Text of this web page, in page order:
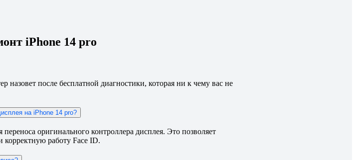
iPhone 14 pro
назовет после бесплатной диагностики, которая ни к чему вас не
на iPhone 14 pro?
оригинального контроллера дисплея. Это позволяет
корректную работу Face ID.